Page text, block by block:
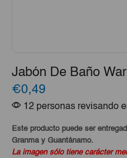
Jabón De Baño
€0,49
12 personas revisando
Este producto puede ser
Granma y Guantánamo.
La imagen sólo tiene carácter